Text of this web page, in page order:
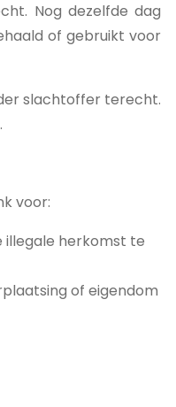
Nog dezelfde dag
of gebruikt voor
slachtoffer terecht.
voor:
herkomst te
of eigendom